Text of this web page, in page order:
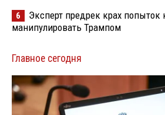
6
Эксперт предрек крах
манипулировать Трампом
Главное сегодня